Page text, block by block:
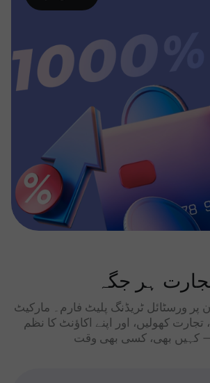
ہر جگہ
پر ورسٹائل ٹریڈنگ پلیٹ فارم۔ مارکیٹ
کھولیں، اور اپنے اکاؤنٹ کا نظم
کہیں بھی، کسی بھی وقت